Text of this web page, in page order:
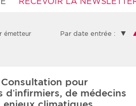
Rendez-vous
émetteur
Par date entrée : ▼
Consultation pour
de médecins